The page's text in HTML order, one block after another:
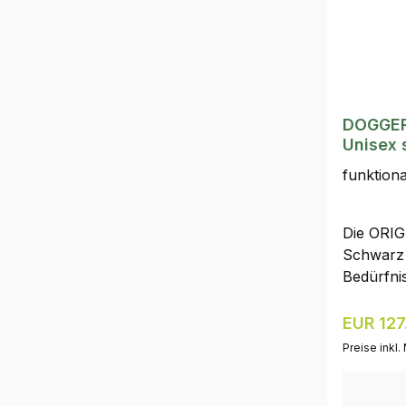
Unisex
Die
EUR
Preise inkl.